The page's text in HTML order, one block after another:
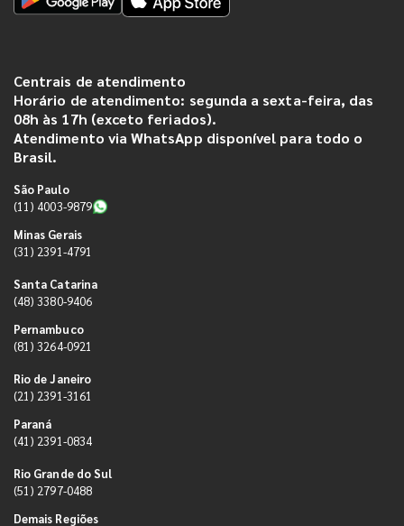
Centrais de atendimento
Horário de atendimento: segunda a sexta-feira, das
08h às 17h (exceto feriados).
Atendimento via WhatsApp disponível para todo o
Brasil.
São Paulo
(11) 4003-9879
Minas Gerais
(31) 2391-4791
Santa Catarina
(48) 3380-9406
Pernambuco
(81) 3264-0921
Rio de Janeiro
(21) 2391-3161
Paraná
(41) 2391-0834
Rio Grande do Sul
(51) 2797-0488
Demais Regiões